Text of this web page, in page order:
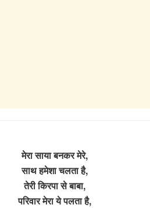
मेरा साया बनकर मेरे,
साथ हमेशा चलता है,
तेरी किरपा से बाबा,
परिवार मेरा ये पलता है,